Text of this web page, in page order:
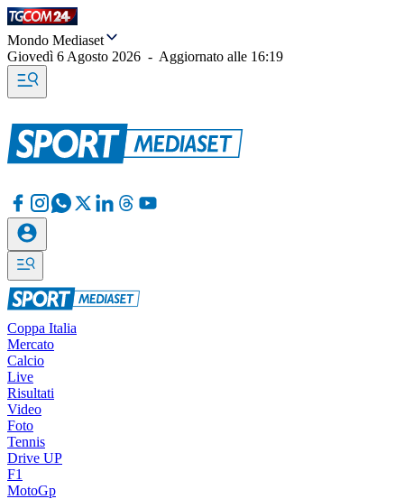
Mondo Mediaset
Giovedì 6 Agosto 2026 - Aggiornato alle 16:19
Coppa Italia
Mercato
Calcio
Live
Risultati
Video
Foto
Tennis
Drive UP
F1
MotoGp